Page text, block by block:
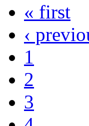
« first
‹
1
2
3